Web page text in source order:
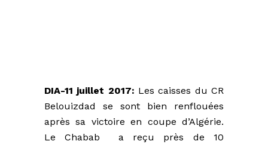
DIA-11 juillet 2017: Les caisses du CR
Belouizdad se sont bien renflouées
après sa victoire en coupe d’Algérie.
Le Chabab a reçu près de 10